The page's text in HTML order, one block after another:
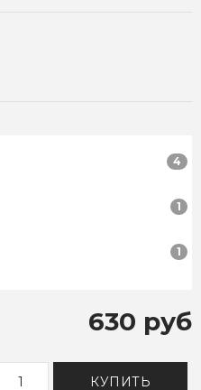
4
1
1
630 руб
КУПИТЬ